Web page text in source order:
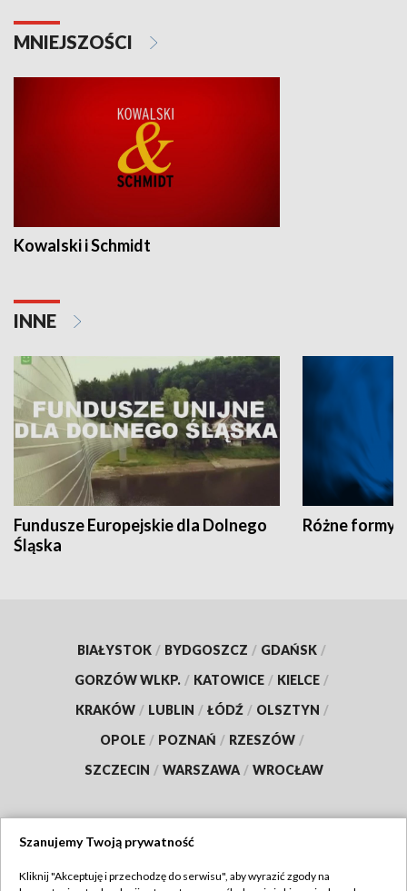
MNIEJSZOŚCI
Kowalski i Schmidt
INNE
Fundusze Europejskie dla Dolnego
Śląska
Różne formy
BIAŁYSTOK / BYDGOSZCZ / GDAŃSK /
GORZÓW WLKP. / KATOWICE / KIELCE /
KRAKÓW / LUBLIN / ŁÓDŹ / OLSZTYN /
OPOLE / POZNAŃ / RZESZÓW /
SZCZECIN / WARSZAWA / WROCŁAW
Szanujemy Twoją prywatność
Kliknij "Akceptuję i przechodzę do serwisu", aby wyrazić zgody na